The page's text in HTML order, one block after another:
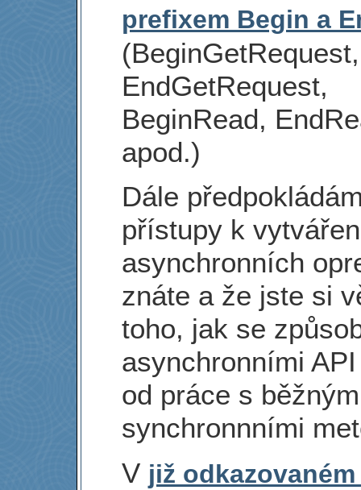
prefixem Begin a
(BeginGetRequest,
EndGetRequest,
BeginRead,
apod.)
Dále
přístupy k
asynchronních
znáte a že jste si
toho, jak se
asynchronními
od práce s
synchronnními
V již